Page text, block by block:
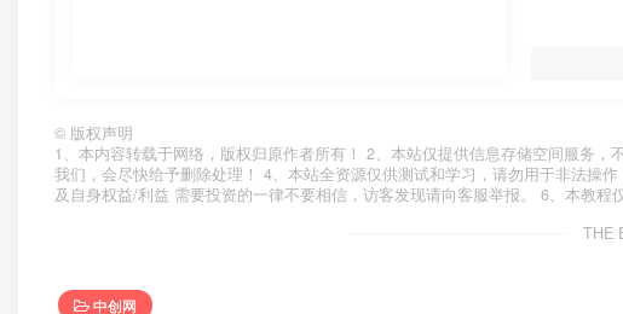
© 版权声明
1、本内容转载于网络，版权归原作者所有！ 2、本站仅提供信息存储空间服务
我们，会尽快给予删除处理！ 4、本站全资源仅供测试和学习，请勿用于非法操
及自身权益/利益 需要投资的一律不要相信，访客发现请向客服举报。 6、本教
THE
中创网